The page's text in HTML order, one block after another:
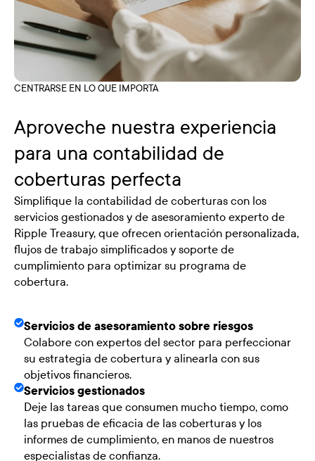
CENTRARSE EN LO QUE IMPORTA
Aproveche nuestra experiencia
para una contabilidad de
coberturas perfecta
Simplifique la contabilidad de coberturas con los
servicios gestionados y de asesoramiento experto de
Ripple Treasury, que ofrecen orientación personalizada,
flujos de trabajo simplificados y soporte de
cumplimiento para optimizar su programa de
cobertura.
Servicios de asesoramiento sobre riesgos
Colabore con expertos del sector para perfeccionar
su estrategia de cobertura y alinearla con sus
objetivos financieros.
Servicios gestionados
Deje las tareas que consumen mucho tiempo, como
las pruebas de eficacia de las coberturas y los
informes de cumplimiento, en manos de nuestros
especialistas de confianza.